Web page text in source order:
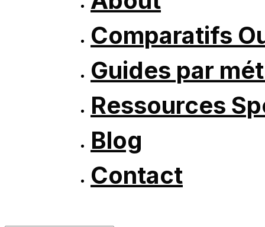
Comparatifs
Guides par
Ressources
Blog
Contact